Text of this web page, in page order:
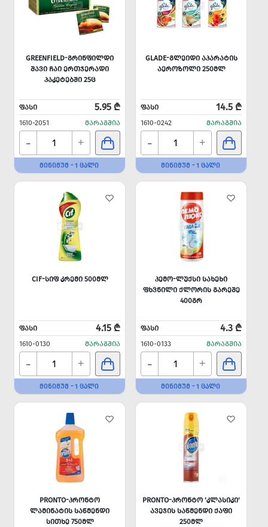
GREENFIELD-ᲒᲠᲘᲜᲤᲘᲚᲓᲘ
ᲨᲐᲕᲘ ᲩᲐᲘ ᲔᲠᲗᲯᲔᲠᲐᲓᲘ
ᲞᲐᲙᲔᲢᲔᲑᲨᲘ 25Ც
ᲤᲐᲡᲘ 5.95 ₾
1610-2051 ᲛᲐᲠᲐᲒᲨᲘᲐ
- +
ᲛᲘᲜᲘᲛᲣᲛ - 1 ᲪᲐᲚᲘ
GLADE-ᲒᲚᲔᲘᲓᲘ ᲐᲞᲐᲠᲐᲢᲘᲡ
ᲐᲔᲠᲝᲖᲝᲚᲘ 250ᲛᲚ
ᲤᲐᲡᲘ 14.5 ₾
1610-0242 ᲛᲐᲠᲐᲒᲨᲘᲐ
- +
ᲛᲘᲜᲘᲛᲣᲛ - 1 ᲪᲐᲚᲘ
CIF-ᲡᲘᲤ ᲙᲠᲔᲛᲘ 500ᲛᲚ
ᲤᲐᲡᲘ 4.15 ₾
1610-0130 ᲛᲐᲠᲐᲒᲨᲘᲐ
- +
ᲛᲘᲜᲘᲛᲣᲛ - 1 ᲪᲐᲚᲘ
ᲞᲔᲛᲝ-ᲚᲣᲥᲡᲘ ᲡᲐᲮᲔᲮᲘ
ᲤᲮᲕᲜᲘᲚᲘ ᲥᲚᲝᲠᲘᲡ ᲒᲐᲠᲔᲨᲔ
400ᲒᲠ
ᲤᲐᲡᲘ 4.3 ₾
1610-0133 ᲛᲐᲠᲐᲒᲨᲘᲐ
- +
ᲛᲘᲜᲘᲛᲣᲛ - 1 ᲪᲐᲚᲘ
PRONTO-ᲞᲠᲝᲜᲢᲝ
ᲚᲐᲛᲘᲜᲐᲢᲘᲡ ᲡᲐᲬᲛᲔᲜᲓᲘ
ᲡᲘᲗᲮᲔ 750ᲛᲚ
PRONTO-ᲞᲠᲝᲜᲢᲝ 'ᲙᲚᲐᲡᲘᲙᲘ'
ᲐᲕᲔᲯᲘᲡ ᲡᲐᲬᲛᲔᲜᲓᲘ ᲥᲐᲤᲘ
250ᲛᲚ